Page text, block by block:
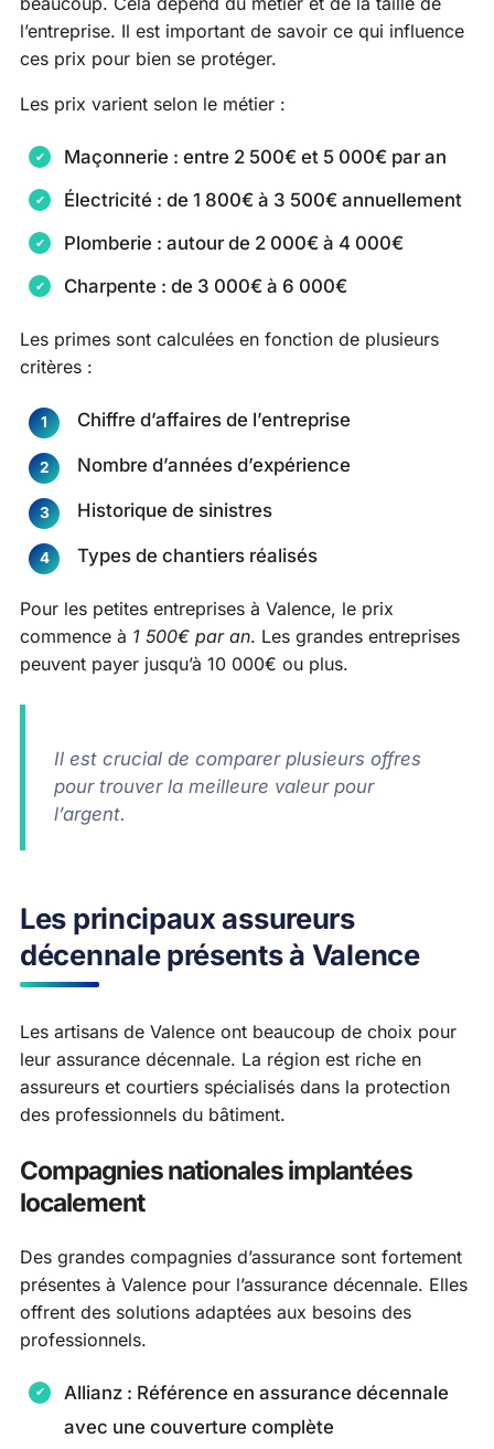
l’entreprise. Il est important de savoir ce qui influence
ces prix pour bien se protéger.
Les prix varient selon le métier :
Maçonnerie : entre 2 500€ et 5 000€ par an
Électricité : de 1 800€ à 3 500€ annuellement
Plomberie : autour de 2 000€ à 4 000€
Charpente : de 3 000€ à 6 000€
Les primes sont calculées en fonction de plusieurs
critères :
Chiffre d’affaires de l’entreprise
Nombre d’années d’expérience
Historique de sinistres
Types de chantiers réalisés
Pour les petites entreprises à Valence, le prix
commence à 1 500€ par an. Les grandes entreprises
peuvent payer jusqu’à 10 000€ ou plus.
Il est crucial de comparer plusieurs offres
pour trouver la meilleure valeur pour
l’argent.
Les principaux assureurs
décennale présents à Valence
Les artisans de Valence ont beaucoup de choix pour
leur assurance décennale. La région est riche en
assureurs et courtiers spécialisés dans la protection
des professionnels du bâtiment.
Compagnies nationales implantées
localement
Des grandes compagnies d’assurance sont fortement
présentes à Valence pour l’assurance décennale. Elles
offrent des solutions adaptées aux besoins des
professionnels.
Allianz : Référence en assurance décennale
avec une couverture complète